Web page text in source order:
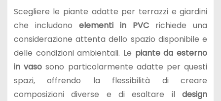
Scegliere le piante adatte per terrazzi e giardini
che includono elementi in PVC richiede una
considerazione attenta dello spazio disponibile e
delle condizioni ambientali. Le piante da esterno
in vaso sono particolarmente adatte per questi
spazi, offrendo la flessibilità di creare
composizioni diverse e di esaltare ildesign